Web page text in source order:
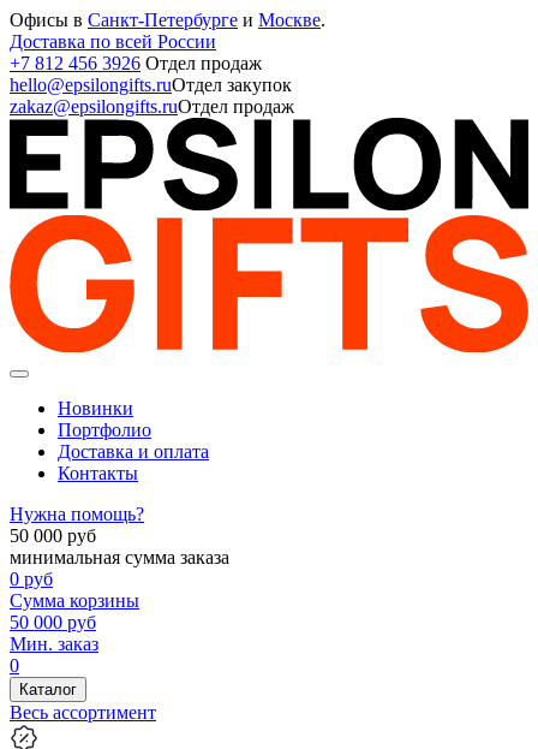
Офисы в Санкт-Петербурге и Москве.
Доставка по всей России
+7 812 456 3926 Отдел продаж
hello@epsilongifts.ruОтдел закупок
zakaz@epsilongifts.ruОтдел продаж
Новинки
Портфолио
Доставка и оплата
Контакты
Нужна помощь?
50 000 руб
минимальная сумма заказа
0 руб
Сумма корзины
50 000 руб
Мин. заказ
0
Каталог
Весь ассортимент